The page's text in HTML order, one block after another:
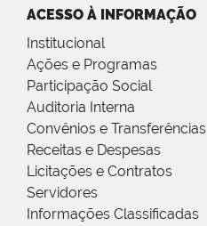
ACESSO À INFORMAÇÃO
Institucional
Ações e Programas
Participação Social
Auditoria Interna
Convênios e Transferências
Receitas e Despesas
Licitações e Contratos
Servidores
Informações Classificadas